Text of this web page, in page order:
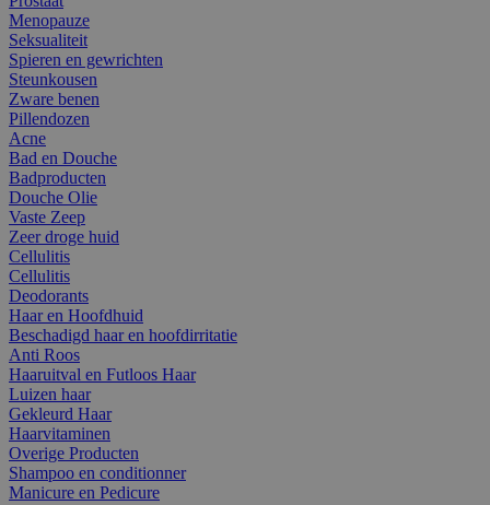
Menopauze
Seksualiteit
Spieren en gewrichten
Steunkousen
Zware benen
Pillendozen
Acne
Bad en Douche
Badproducten
Douche Olie
Vaste Zeep
Zeer droge huid
Cellulitis
Cellulitis
Deodorants
Haar en Hoofdhuid
Beschadigd haar en hoofdirritatie
Anti Roos
Haaruitval en Futloos Haar
Luizen haar
Gekleurd Haar
Haarvitaminen
Overige Producten
Shampoo en conditionner
Manicure en Pedicure